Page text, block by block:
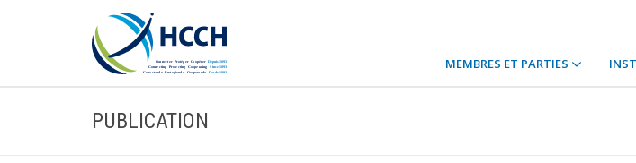
MEMBRES ET PARTIES
PUBLICATION